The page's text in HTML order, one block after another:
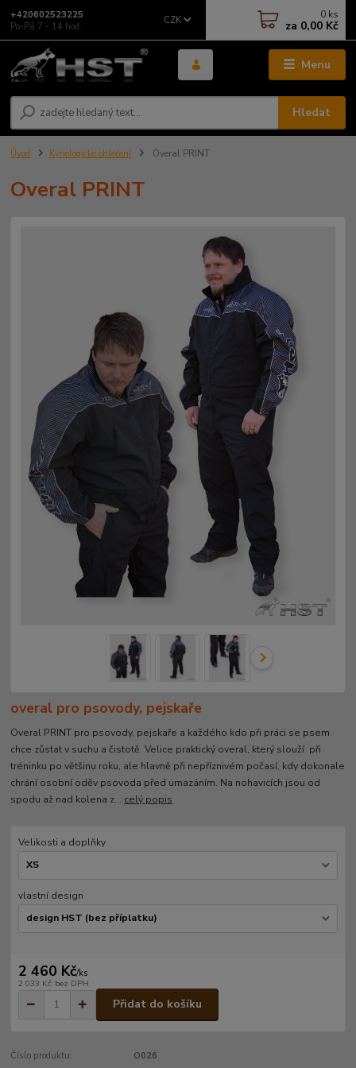
Menu
CZK
Hledat
+420602523225
Po-Pá 7 - 14 hod.
0 ks
za 0,00 Kč
Úvod Kynologické oblečení Overal PRINT
Overal PRINT
overal pro psovody, pejskaře
Overal PRINT pro psovody, pejskaře a každého kdo při práci se psem
chce zůstat v suchu a čistotě. Velice praktický overal, který slouží při
tréninku po většinu roku, ale hlavně při nepříznivém počasí, kdy dokonale
chrání osobní oděv psovoda před umazáním. Na nohavicích jsou od
spodu až nad kolena z... celý popis
Velikosti a doplňky
vlastní design
2 460 Kč/ks
2 033 Kč bez DPH
Přidat do košíku
Číslo produktu: O026